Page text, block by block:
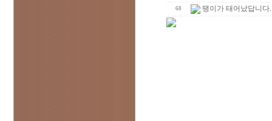
68 땡이가 태어났답니다.